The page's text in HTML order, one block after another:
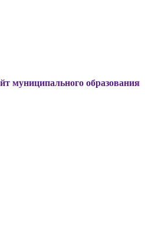
образования Динской